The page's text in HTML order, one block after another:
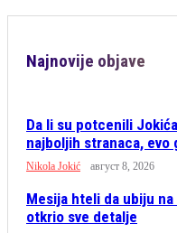
Najnovije objave
Da li su potcenili
najboljih stranaca, evo
Nikola Jokić август 8, 2026
Mesija hteli da ubiju
otkrio sve detalje